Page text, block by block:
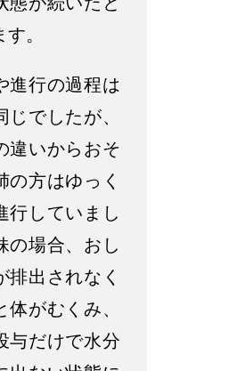
態が続いたと
す。
進行の過程は
じでしたが、
違いからおそ
の方はゆっく
行していまし
の場合、おし
排出されなく
体がむくみ、
与だけで水分